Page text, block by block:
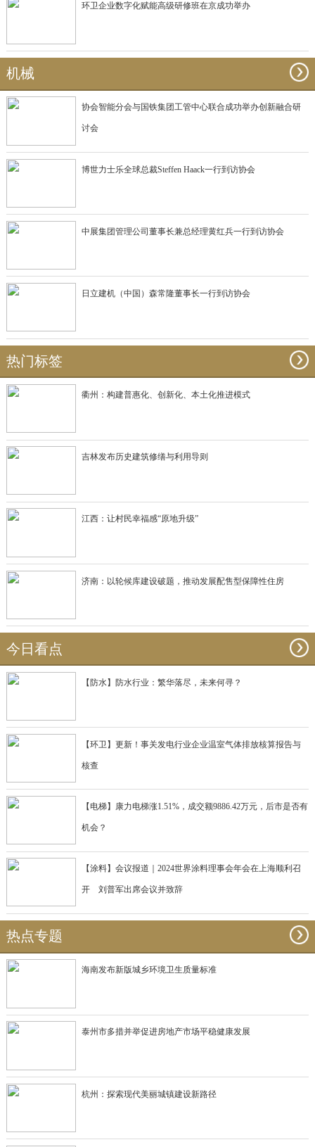
环卫企业数字化赋能高级研修班在京成功举办
机械
协会智能分会与国铁集团工管中心联合成功举办创新融合研
讨会
博世力士乐全球总裁Steffen Haack一行到访协会
中展集团管理公司董事长兼总经理黄红兵一行到访协会
日立建机（中国）森常隆董事长一行到访协会
热门标签
衢州：构建普惠化、创新化、本土化推进模式
吉林发布历史建筑修缮与利用导则
江西：让村民幸福感“原地升级”
济南：以轮候库建设破题，推动发展配售型保障性住房
今日看点
【防水】防水行业：繁华落尽，未来何寻？
【环卫】更新！事关发电行业企业温室气体排放核算报告与
核查
【电梯】康力电梯涨1.51%，成交额9886.42万元，后市是否有
机会？
【涂料】会议报道｜2024世界涂料理事会年会在上海顺利召
开 刘普军出席会议并致辞
热点专题
海南发布新版城乡环境卫生质量标准
泰州市多措并举促进房地产市场平稳健康发展
杭州：探索现代美丽城镇建设新路径